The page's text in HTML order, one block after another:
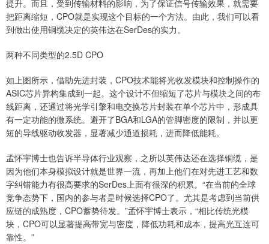
提升。而且，受到传输材料的影响，为了保证信号传输效果，就需要
把距离缩短，CPO就是实现这个目标的一个方法。由此，我们可以看
到做出使用铜缆决定的英伟达在SerDes的实力。
两种不同类型的2.5D CPO
如上图所示，借助先进封装，CPO技术能将光收发模块和控制操作的
ASIC芯片异构集成到一起。这个设计不但缩短了芯片与模块之间的布
线距离，还通过将光学引擎和电交换芯片封装在单个芯片中，形成具
有一定功能的微系统。避开了BGA和LGA的管脚密度的限制，并以更
短的导线驱动收发器，显著减少通道损耗，进而降低能耗。
孟怀宇博士也告诉半导体行业观察，之所以英伟达还在选择铜缆，是
因为他们本身模拟设计就是世界一流，再加上他们在对先进工艺和数
字纠错能力有很高要求的SerDes上面有很深的积累。“在当前的全球
竞争态势下，国内的参与者是时候选择CPO了。尤其是考虑到当前供
应链的成熟度，CPO蓄势待发。”孟怀宇博士表示，“相比传统光模
块，CPO可以显著提高带宽与密度，降低功耗和成本，提高光互连可
靠性。”